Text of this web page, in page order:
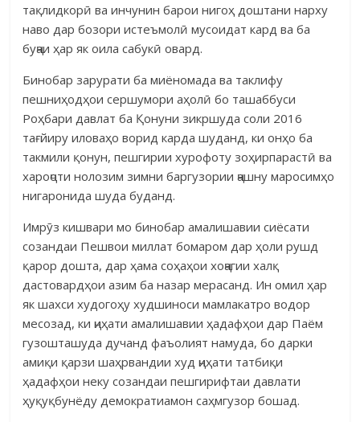
тақлид­корӣ ва инчунин барои нигоҳ доштани нарху
наво дар бозори истеъмолӣ мусоидат кард ва ба
буҷаи ҳар як оила сабукӣ овард.
Бинобар зарурати ба миёномада ва таклифу
пешниҳодҳои сершумори аҳолӣ бо ташаббуси
Роҳбари давлат ба Қонуни зикршуда соли 2016
тағйиру иловаҳо ворид карда шуданд, ки онҳо ба
такмили қонун, пешгирии хурофоту зоҳирпарастӣ ва
хароҷоти нолозим зимни баргузории ҷашну маросимҳо
нигаронида шуда буданд.
Имрӯз кишвари мо бинобар амалишавии сиёсати
созандаи Пешвои миллат бомаром дар ҳоли рушд
қарор дошта, дар ҳама соҳаҳои хоҷагии халқ
дастовардҳои азим ба назар мерасанд. Ин омил ҳар
як шахси худогоҳу худшиноси мамлакатро водор
месозад, ки ҷиҳати амалишавии ҳадафҳои дар Паём
гузошташуда дучанд фаъолият намуда, бо дарки
амиқи қарзи шаҳрвандии худ ҷиҳати татбиқи
ҳадафҳои неку созандаи пешгирифтаи давлати
ҳуқуқбунёду демократиамон саҳмгузор бошад.